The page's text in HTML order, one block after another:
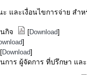
ะ และเงื่อนไขการจ่าย ส
กิจ
[Download]
]
[Download]
การ ผู้จัดการ ที่ปรึกษา แล